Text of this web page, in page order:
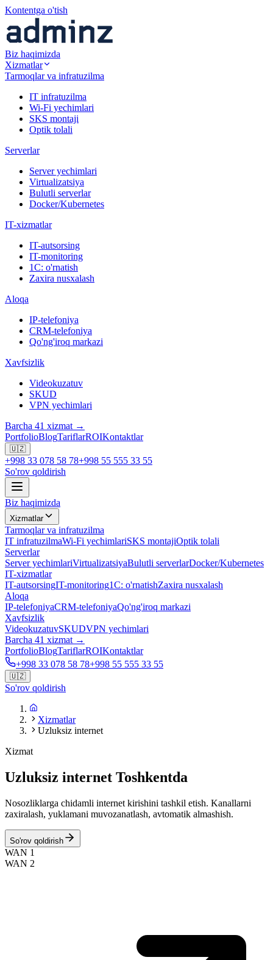
Kontentga o'tish
Biz haqimizda
Xizmatlar
Tarmoqlar va infratuzilma
IT infratuzilma
Wi-Fi yechimlari
SKS montaji
Optik tolali
Serverlar
Server yechimlari
Virtualizatsiya
Bulutli serverlar
Docker/Kubernetes
IT-xizmatlar
IT-autsorsing
IT-monitoring
1C: o'rnatish
Zaxira nusxalash
Aloqa
IP-telefoniya
CRM-telefoniya
Qo'ng'iroq markazi
Xavfsizlik
Videokuzatuv
SKUD
VPN yechimlari
Barcha 41 xizmat →
PortfolioBlogTariflarROIKontaktlar
🇺🇿
+998 33 078 58 78+998 55 555 33 55
So'rov qoldirish
Biz haqimizda
Xizmatlar
Tarmoqlar va infratuzilma
IT infratuzilmaWi-Fi yechimlariSKS montajiOptik tolali
Serverlar
Server yechimlariVirtualizatsiyaBulutli serverlarDocker/Kubernetes
IT-xizmatlar
IT-autsorsingIT-monitoring1C: o'rnatishZaxira nusxalash
Aloqa
IP-telefoniyaCRM-telefoniyaQo'ng'iroq markazi
Xavfsizlik
VideokuzatuvSKUDVPN yechimlari
Barcha 41 xizmat →
PortfolioBlogTariflarROIKontaktlar
+998 33 078 58 78+998 55 555 33 55
🇺🇿
So'rov qoldirish
Xizmatlar
Uzluksiz internet
Xizmat
Uzluksiz internet Toshkentda
Nosozliklarga chidamli internet kirishini tashkil etish. Kanallarni
zaxiralash, yuklamani muvozanatlash, avtomatik almashish.
So'rov qoldirish
WAN 1
WAN 2